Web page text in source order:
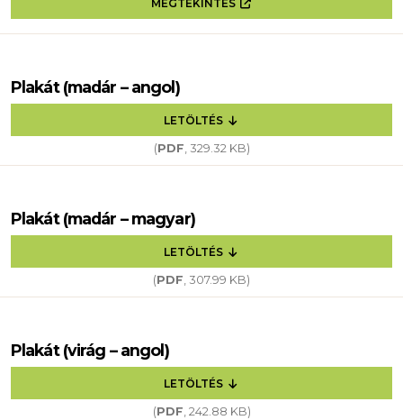
MEGTEKINTÉS
Plakát (madár – angol)
LETÖLTÉS
(PDF, 329.32 KB)
Plakát (madár – magyar)
LETÖLTÉS
(PDF, 307.99 KB)
Plakát (virág – angol)
LETÖLTÉS
(PDF, 242.88 KB)